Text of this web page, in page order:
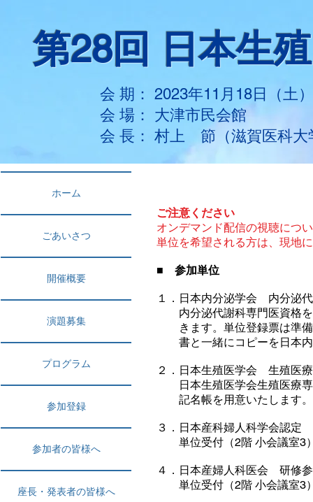
会 期： 2023年11月18日（土
​会 場： 大津市民会館
会 長： 村上 節（滋賀医科
第28回 日本生
ホーム
ごあいさつ
開催概要
演題募集
プログラム
参加登録
参加者の皆様へ
座長・発表者の皆様へ
ご注意ください
オンデマンド配信の視聴につ
単位を希望される方は、現地
■ 参加単位
１．日本内分泌学会 内分泌
内分泌代謝科専門医資格を
きます。単位登録票は準備
書と一緒にコピーを日本内
２．日本生殖医学会 生殖医
日本生殖医学会生殖医療専
記名帳を用意いたします。
３．日本産科婦人科学会認定
単位受付（2階 小会議室3）
４．日本産婦人科医会 研修
単位受付（2階 小会議室3）